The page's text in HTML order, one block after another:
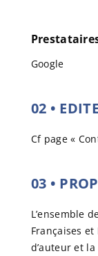
Google
02 •
Cf page «
03 •
L’ensemble
Françaises
d’auteur et